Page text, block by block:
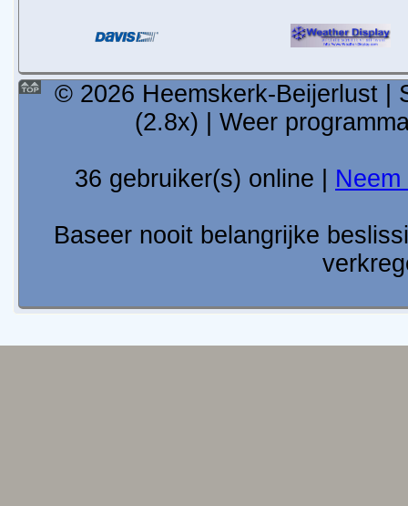
© 2026 Heemskerk-Beijerlust |
(2.8x) | Weer
36 gebruiker(s) online |
Baseer nooit belangrijke